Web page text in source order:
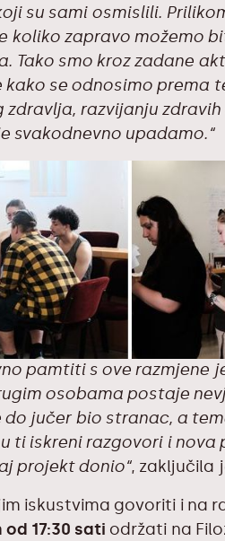
su sami osmislili.
koliko zapravo možemo
Tako smo kroz zadane
se odnosimo prema
razvijanju
svakodnevno upadamo.“
pamtiti s ove razmjene
osobama postaje
do jučer bio stranac, a
ti iskreni razgovori i
projekt donio“, zaključila
iskustvima govoriti i na
17:30 sati održati na